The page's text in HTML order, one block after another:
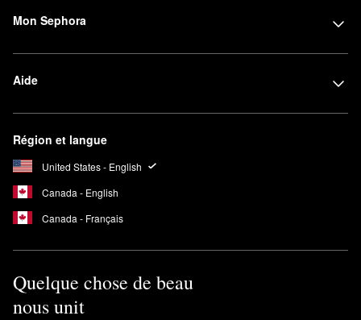
Mon Sephora
Aide
Région et langue
United States - English
Canada - English
Canada - Français
Quelque chose de beau
nous unit